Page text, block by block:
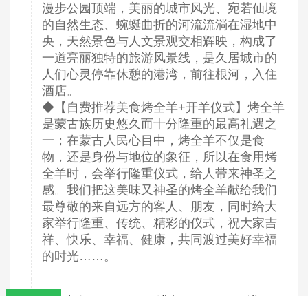
漫步公园顶端，美丽的城市风光、宛若仙境
的自然生态、蜿蜒曲折的河流流淌在湿地中
央，天然景色与人文景观交相辉映，构成了
一道亮丽独特的旅游风景线，是久居城市的
人们心灵停靠休憩的港湾，前往根河，入住
酒店。
◆【自费推荐美食烤全羊+开羊仪式】烤全羊
是蒙古族历史悠久而十分隆重的最高礼遇之
一；在蒙古人民心目中，烤全羊不仅是食
物，还是身份与地位的象征，所以在食用烤
全羊时，会举行隆重仪式，给人带来神圣之
感。我们把这美味又神圣的烤全羊献给我们
最尊敬的来自远方的客人、朋友，同时给大
家举行隆重、传统、精彩的仪式，祝大家吉
祥、快乐、幸福、健康，共同渡过美好幸福
的时光……。